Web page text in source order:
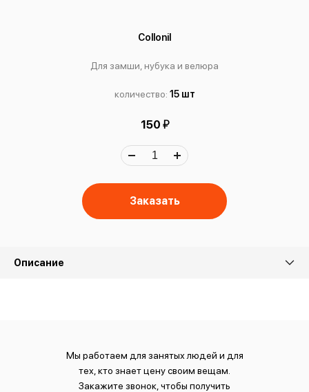
Collonil
Для замши, нубука и велюра
количество: 15 шт
150 й
Заказать
Описание
Мы работаем для занятых людей и для
тех, кто знает цену своим вещам.
Закажите звонок, чтобы получить